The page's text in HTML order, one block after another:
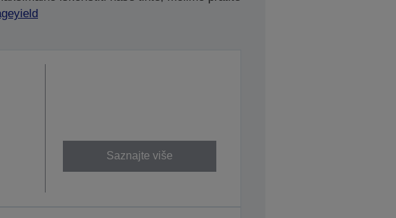
Saznajte više